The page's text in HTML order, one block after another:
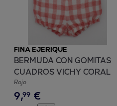
FINA EJERIQUE
BERMUDA CON GOMITAS
CUADROS VICHY CORAL
Rojo
9,99 €